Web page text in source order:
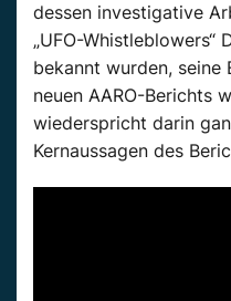
dessen investigative
„UFO-Whistleblowers“
bekannt wurden, seine
neuen AARO-Berichts
wiederspricht darin
Kernaussagen des